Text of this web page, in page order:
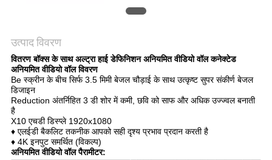
उत्पाद विवरण
वितरण बॉक्स के साथ अल्ट्रा हाई डेफिनिशन अनियमित वीडियो वॉल कनेक्टेड
अनियमित वीडियो वॉल विवरण
Be स्क्रीन के बीच सिर्फ 3.5 मिमी बेजल चौड़ाई के साथ उत्कृष्ट सुपर संकीर्ण बेजल
डिजाइन
Reduction अंतर्निहित 3 डी शोर में कमी, छवि को साफ और अधिक उज्ज्वल बनाती
है
X10 एचडी डिस्प्ले 1920x1080
♦ एलईडी बैकलिट तकनीक आपको सही दृश्य प्रभाव प्रदान करती है
♦ 4K इनपुट समर्थित (विकल्प)
अनियमित वीडियो वॉल पैरामीटर: